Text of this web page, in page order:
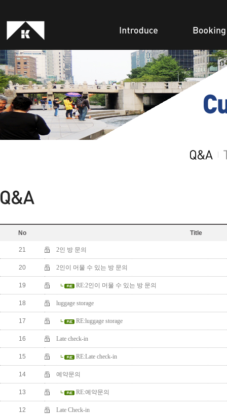
No Title
21 2인 방 문의
20 2인이 머물 수 있는 방 문의
19 RE:2인이 머물 수 있는 방 문의
18 luggage storage
17 RE:luggage storage
16 Late check-in
15 RE:Late check-in
14 예약문의
13 RE:예약문의
12 Late Check-in